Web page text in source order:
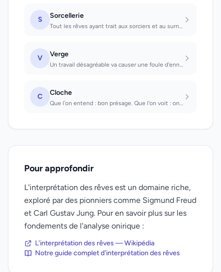
S Sorcellerie
Tout les rêves ayant trait aux sorciers et au surnaturel aboutissent souvent à d...
V Verge
Un travail désagréable va causer une foule d'ennuis. Que l'on voit: on sera puni...
C Cloche
Que l'on entend : bon présage. Que l'on voit : on va prendre un risque sans succ...
Pour approfondir
L'interprétation des rêves est un domaine riche,
exploré par des pionniers comme Sigmund Freud
et Carl Gustav Jung. Pour en savoir plus sur les
fondements de l'analyse onirique :
L'interprétation des rêves — Wikipédia
Notre guide complet d'interprétation des rêves